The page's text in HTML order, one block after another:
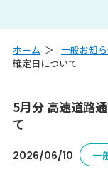
ホーム 一般お知
確定日について
5月分 高速道路
て
2026/06/10 一